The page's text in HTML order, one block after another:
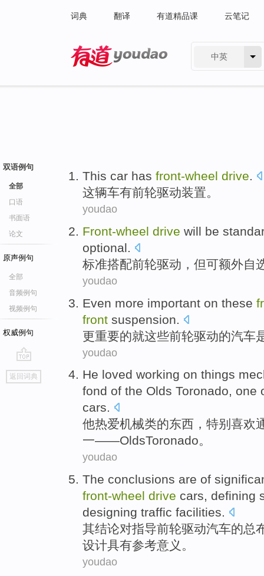
词典 翻译 有道精品课 云笔记
中英
双语例句
全部
口语
书面语
论文
原声例句
全部
音频例句
视频例句
权威例句
go
top
返回词典
This car has front-wheel drive.
这辆车有前轮驱动装置。
youdao
Front-wheel drive will be
optional.
标准搭配前轮驱动 ， 但可额外自
youdao
Even more important on these
front suspension
更重要的就这些前轮驱动的汽车
youdao
He loved working on things
fond of the Olds Toronado, one
cars.
他热爱机械类的东西 ， 特别 喜欢
一——OldsToronado。
youdao
The conclusions are of
front-wheel drive cars, defining
designing traffic facilities.
其结论对指导前轮驱动汽车的总
设计具有参考意义 。
youdao